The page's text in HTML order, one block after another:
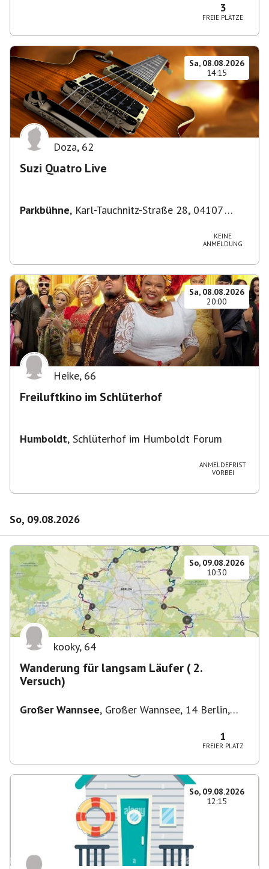
3
FREIE PLÄTZE
Sa, 08.08.2026
14:15
Doza, 62
Suzi Quatro Live
Parkbühne, Karl-Tauchnitz-Straße 28, 04107
KEINE
ANMELDUNG
Sa, 08.08.2026
20:00
Heike, 66
Freiluftkino im Schlüterhof
Humboldt, Schlüterhof im Humboldt Forum
ANMELDEFRIST
VORBEI
So, 09.08.2026
So, 09.08.2026
10:30
kooky, 64
Wanderung für langsam Läufer ( 2.
Versuch)
Großer Wannsee, Großer Wannsee, 14 Berlin,
1
FREIER PLATZ
So, 09.08.2026
12:15